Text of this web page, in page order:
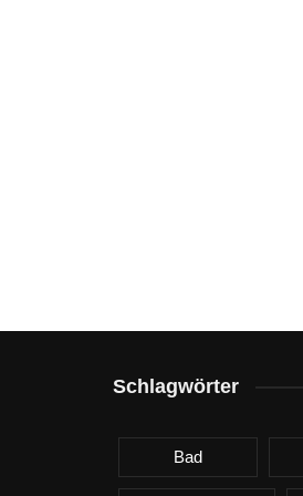
Schlagwörter
Bad